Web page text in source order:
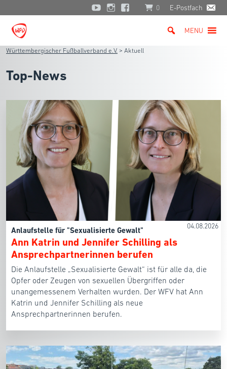
0 E-Postfach
MENU
Württembergischer Fußballverband e.V. > Aktuell
Top-News
04.08.2026
Anlaufstelle für "Sexualisierte Gewalt"
Ann Katrin und Jennifer Schilling als
Ansprechpartnerinnen berufen
Die Anlaufstelle „Sexualisierte Gewalt“ ist für alle da, die
Opfer oder Zeugen von sexuellen Übergriffen oder
unangemessenem Verhalten wurden. Der WFV hat Ann
Katrin und Jennifer Schilling als neue
Ansprechpartnerinnen berufen.